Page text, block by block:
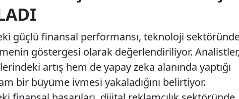
güçlü finansal performansı, teknoloji
göstergesi olarak değerlendiriliyor.
artış hem de yapay zeka alanında yaptığı
bir büyüme ivmesi yakaladığını belirtiyor.